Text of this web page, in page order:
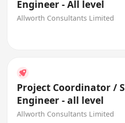
Engineer - All level
Allworth Consultants Limited
Project Coordinator /
Engineer - all level
Allworth Consultants Limited